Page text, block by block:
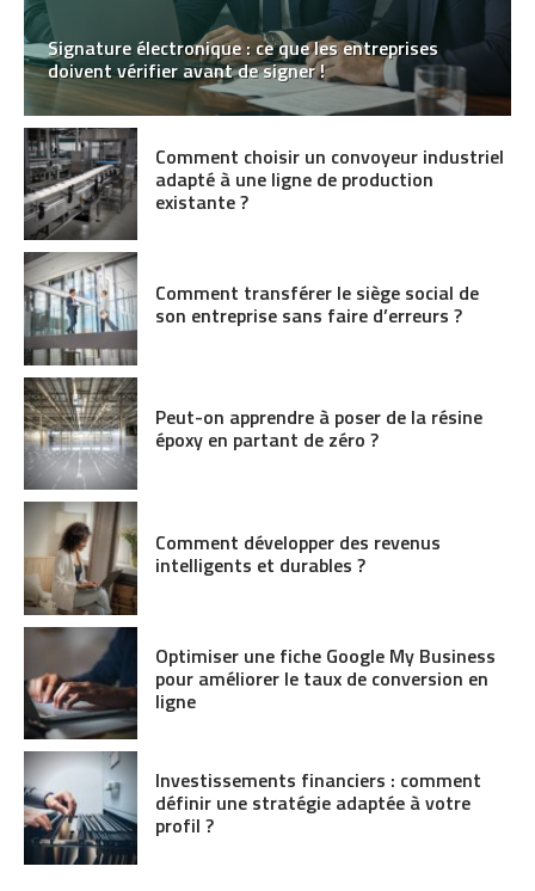
Signature électronique : ce que les entreprises
doivent vérifier avant de signer !
Comment choisir un convoyeur industriel
adapté à une ligne de production
existante ?
Comment transférer le siège social de
son entreprise sans faire d’erreurs ?
Peut-on apprendre à poser de la résine
époxy en partant de zéro ?
Comment développer des revenus
intelligents et durables ?
Optimiser une fiche Google My Business
pour améliorer le taux de conversion en
ligne
Investissements financiers : comment
définir une stratégie adaptée à votre
profil ?